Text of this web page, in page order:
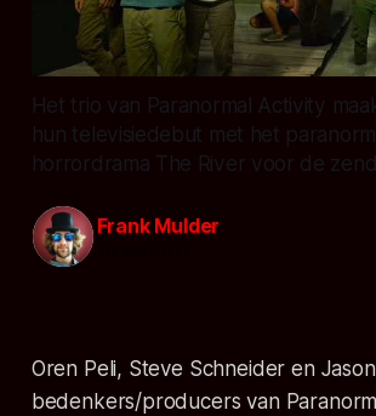
Het trio van Paranormal Activity
hun televisiedebut met het
horrordrama The River voor de
Frank Mulder
Oren Peli, Steve Schneider en
bedenkers/producers van